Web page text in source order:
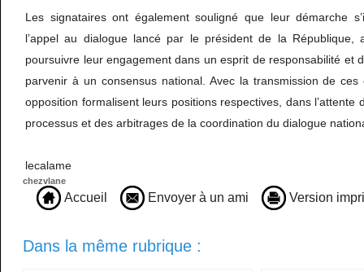
Les signataires ont également souligné que leur démarche
l’appel au dialogue lancé par le président de la République,
poursuivre leur engagement dans un esprit de responsabilité et
parvenir à un consensus national. Avec la transmission de ces
opposition formalisent leurs positions respectives, dans l’attente
processus et des arbitrages de la coordination du dialogue
lecalame
chezvlane
Accueil Envoyer à un ami Version
Dans la même rubrique :